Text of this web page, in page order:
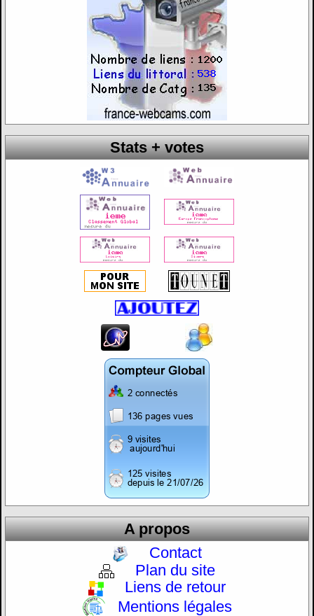
Stats + votes
A propos
Contact
Plan du site
Liens de retour
Mentions légales